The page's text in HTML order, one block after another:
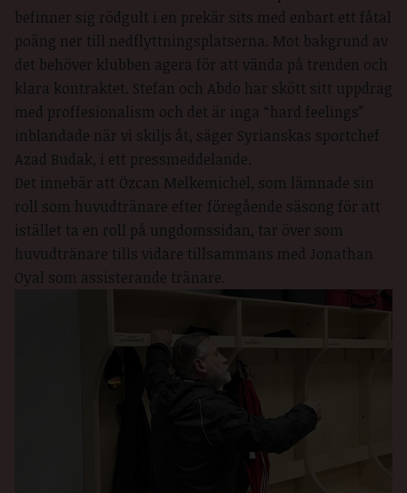
befinner sig rödgult i en prekär sits med enbart ett fåtal
poäng ner till nedflyttningsplatserna. Mot bakgrund av
det behöver klubben agera för att vända på trenden och
klara kontraktet. Stefan och Abdo har skött sitt uppdrag
med proffesionalism och det är inga “hard feelings”
inblandade när vi skiljs åt, säger Syrianskas sportchef
Azad Budak, i ett pressmeddelande.
Det innebär att Özcan Melkemichel, som lämnade sin
roll som huvudtränare efter föregående säsong för att
istället ta en roll på ungdomssidan, tar över som
huvudtränare tills vidare tillsammans med Jonathan
Oyal som assisterande tränare.